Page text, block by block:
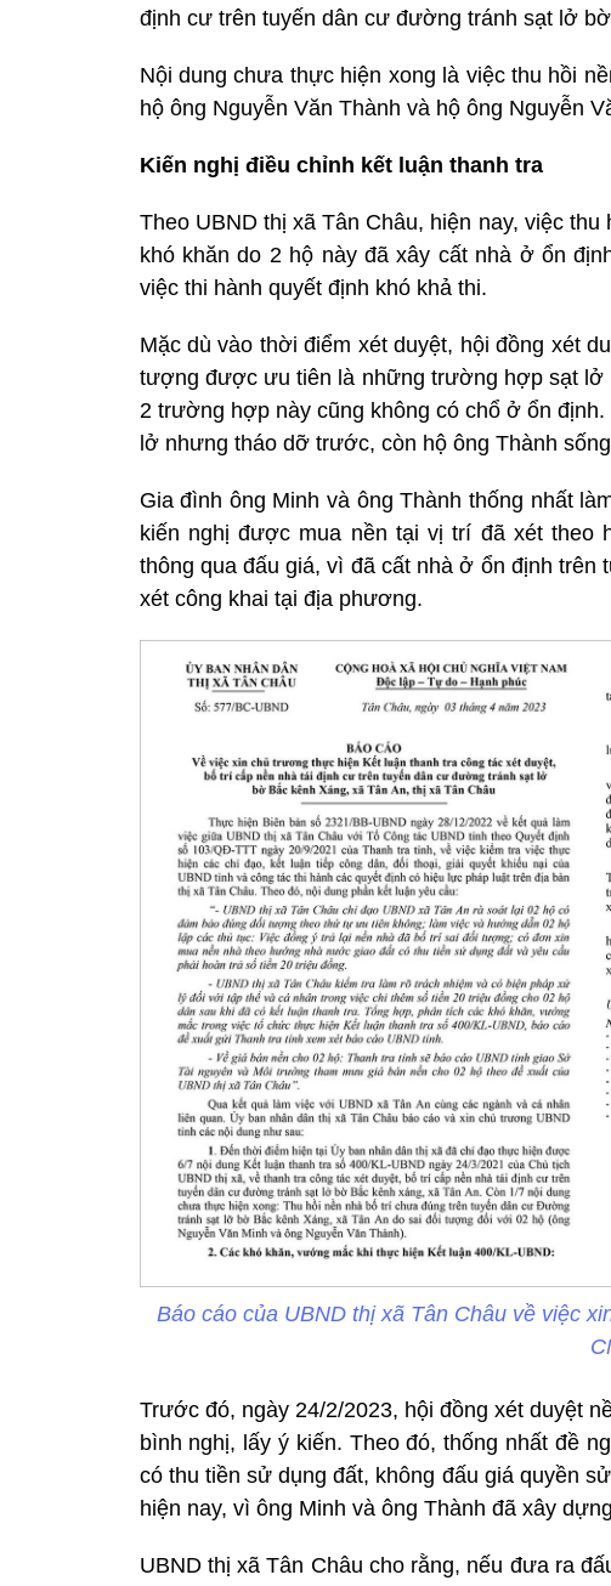
định cư trên tuyến dân cư đường tránh sạt lở
Nội dung chưa thực hiện xong là việc thu hồi
hộ ông Nguyễn Văn Thành và hộ ông Nguyễn
Kiến nghị điều chỉnh kết luận thanh tra
Theo UBND thị xã Tân Châu, hiện nay, việc
khó khăn do 2 hộ này đã xây cất nhà ở ổn
việc thi hành quyết định khó khả thi.
Mặc dù vào thời điểm xét duyệt, hội đồng xét
tượng được ưu tiên là những trường hợp sạt lở
2 trường hợp này cũng không có chổ ở ổn
lở nhưng tháo dỡ trước, còn hộ ông Thành
Gia đình ông Minh và ông Thành thống nhất
kiến nghị được mua nền tại vị trí đã xét theo
thông qua đấu giá, vì đã cất nhà ở ổn định
xét công khai tại địa phương.
Báo cáo của UBND thị xã Tân Châu về việc
Trước đó, ngày 24/2/2023, hội đồng xét duyệt
bình nghị, lấy ý kiến. Theo đó, thống nhất đề
có thu tiền sử dụng đất, không đấu giá quyền
hiện nay, vì ông Minh và ông Thành đã xây
UBND thị xã Tân Châu cho rằng, nếu đưa ra